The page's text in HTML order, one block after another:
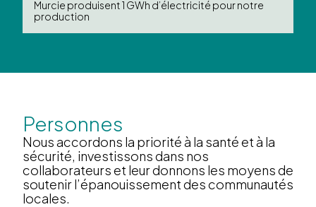
Murcie produisent 1 GWh d’électricité pour notre
production
Personnes
Nous accordons la priorité à la santé et à la
sécurité, investissons dans nos
collaborateurs et leur donnons les moyens de
soutenir l’épanouissement des communautés
locales.